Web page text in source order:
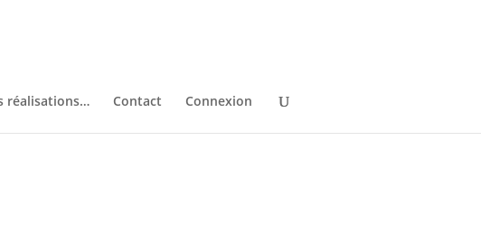
réalisations… Contact Connexion